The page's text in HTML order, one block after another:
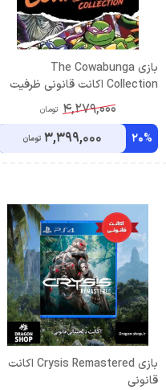
بازی The Cowabunga
Collection اکانت قانونی ظرفیت
سوم اشتراکی4,279,000 تومان
20%
3,399,000 تومان
بازی Crysis Remastered اکانت
قانونی